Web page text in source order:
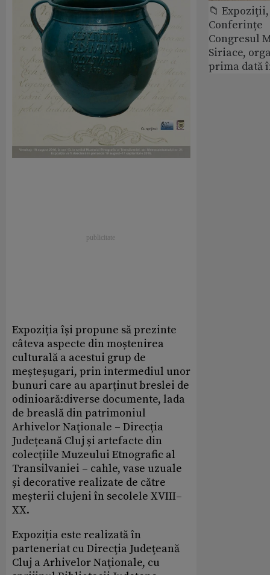
Expoziția își propune să prezinte
câteva aspecte din moștenirea
culturală a acestui grup de
meșteșugari, prin intermediul unor
bunuri care au aparținut breslei de
odinioară:diverse documente, lada
de breaslă din patrimoniul
Arhivelor Naţionale – Direcția
Județeană Cluj și artefacte din
colecțiile Muzeului Etnografic al
Transilvaniei – cahle, vase uzuale
și decorative realizate de către
meșterii clujeni în secolele XVIII–
XX.
Expoziția este realizată în
parteneriat cu Direcţia Judeţeană
Cluj a Arhivelor Naţionale, cu
📁
Conferințe
Congresul
Siriace,
prima dată